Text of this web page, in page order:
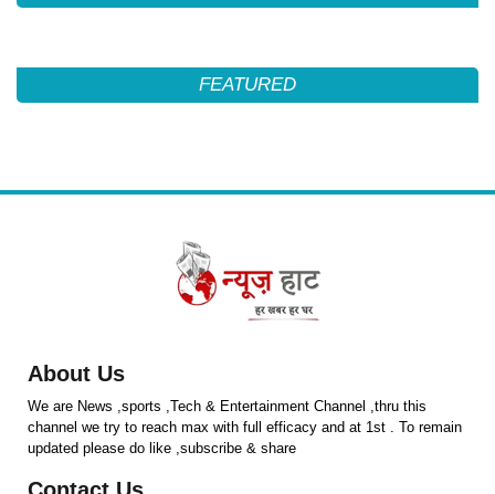
FEATURED
About Us
We are News ,sports ,Tech & Entertainment Channel ,thru this
channel we try to reach max with full efficacy and at 1st . To remain
updated please do like ,subscribe & share